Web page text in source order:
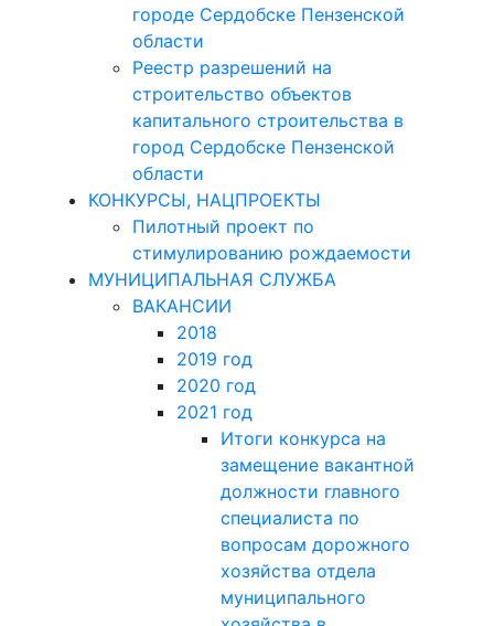
городе Сердобске Пензенской
области
Реестр разрешений на
строительство объектов
капитального строительства в
город Сердобске Пензенской
области
КОНКУРСЫ, НАЦПРОЕКТЫ
Пилотный проект по
стимулированию рождаемости
МУНИЦИПАЛЬНАЯ СЛУЖБА
ВАКАНСИИ
2018
2019 год
2020 год
2021 год
Итоги конкурса на
замещение вакантной
должности главного
специалиста по
вопросам дорожного
хозяйства отдела
муниципального